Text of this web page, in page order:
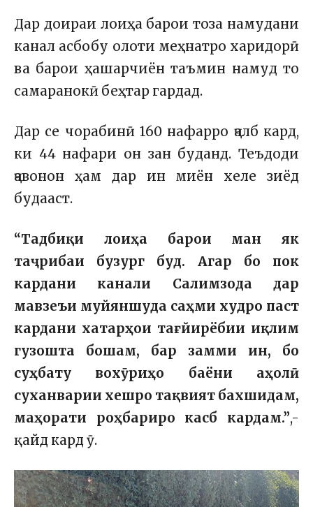
Дар доираи лоиҳа барои тоза намудани
канал асбобу олоти меҳнатро харидорӣ
ва барои ҳашарчиён таъмин намуд то
самаранокӣ беҳтар гардад.
Дар се чорабинӣ 160 нафарро ҷалб кард,
ки 44 нафари он зан буданд. Теъдоди
ҷавонон ҳам дар ин миён хеле зиёд
будааст.
“Тадбиқи лоиҳа барои ман як
таҷрибаи бузург буд. Агар бо пок
кардани канали Салимзода дар
мавзеъи муйяншуда саҳми худро паст
кардани хатарҳои тағйирёбии иқлим
гузошта бошам, бар замми ин, бо
суҳбату вохӯриҳо баёни аҳолӣ
суханварии хешро тақвият бахшидам,
маҳорати роҳбариро касб кардам.”,-
қайд кард ӯ.